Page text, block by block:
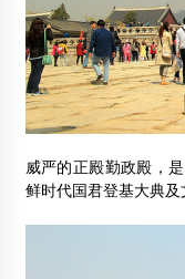
威严的正殿勤政殿，
鲜时代国君登基大典及